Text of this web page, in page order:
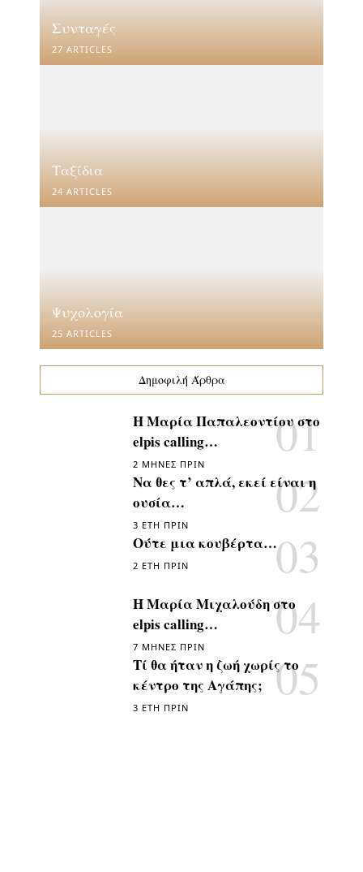
Συνταγές
27 ARTICLES
Ταξίδια
24 ARTICLES
Ψυχολογία
25 ARTICLES
Δημοφιλή Άρθρα
Η Μαρία Παπαλεοντίου στο
elpis calling…
2 ΜΉΝΕΣ ΠΡΙΝ
Να θες τ’ απλά, εκεί είναι η
ουσία…
3 ΈΤΗ ΠΡΙΝ
Ούτε μια κουβέρτα…
2 ΈΤΗ ΠΡΙΝ
Η Μαρία Μιχαλούδη στο
elpis calling…
7 ΜΉΝΕΣ ΠΡΙΝ
Τί θα ήταν η ζωή χωρίς το
κέντρο της Αγάπης;
3 ΈΤΗ ΠΡΙΝ